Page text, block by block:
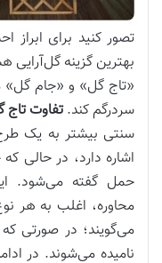
تصور کنید برای
بهترین گزینه گل‌آرایی
«تاج گل» و «جام
سردرگم کند. تفاوت
سنتی بیشتر به یک
اشاره دارد، در حالی
حمل گفته می‌شود.
محاوره، اغلب به هر
می‌گویند؛ در صورتی
نامیده می‌شوند. در